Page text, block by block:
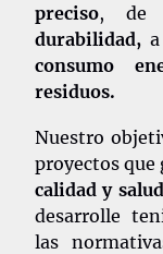
preciso, de
durabilidad,
consumo
residuos.
Nuestro
proyectos que
calidad y
desarrolle
las